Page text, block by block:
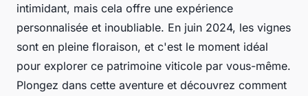
intimidant, mais cela offre une expérience
personnalisée et inoubliable. En juin 2024, les vignes
sont en pleine floraison, et c'est le moment idéal
pour explorer ce patrimoine viticole par vous-même.
Plongez dans cette aventure et découvrez comment